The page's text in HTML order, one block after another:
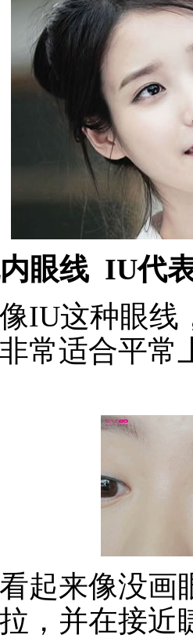
眼线 IU代
这种眼线
常适合平常
来像没画
，并在接近